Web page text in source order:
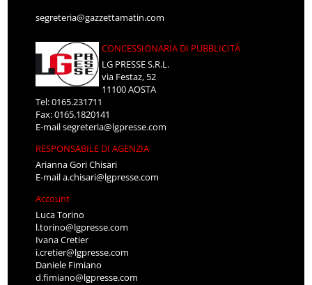
segreteria@gazzettamatin.com
CONCESSIONARIA DI PUBBLICITÀ
LG PRESSE S.R.L.
via Festaz, 52
11100 AOSTA
Tel: 0165.231711
Fax: 0165.1820141
E-mailsegreteria@lgpresse.com
RESPONSABILE DI AGENZIA
Arianna Gori Chisari
E-maila.chisari@lgpresse.com
Account
Luca Torino
l.torino@lgpresse.com
Ivana Cretier
i.cretier@lgpresse.com
Daniele Fimiano
d.fimiano@lgpresse.com